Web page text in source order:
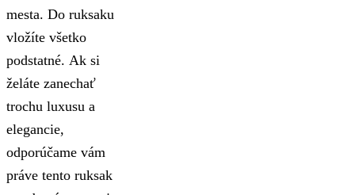
mesta. Do ruksaku
vložíte všetko
podstatné. Ak si
želáte zanechať
trochu luxusu a
elegancie,
odporúčame vám
práve tento ruksak